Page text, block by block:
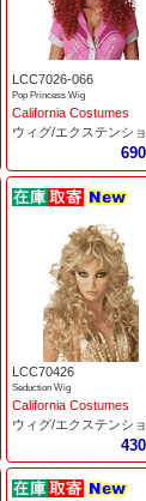
LCC7026-066
Pop Princess Wig
California Costumes
ウィグ/エクステンシ
LCC70426
Seduction Wig
California Costumes
ウィグ/エクステンシ